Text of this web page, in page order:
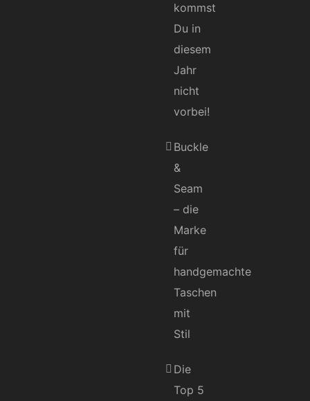
kommst
Du in
diesem
Jahr
nicht
vorbei!
Buckle
&
Seam
– die
Marke
für
handgemachte
Taschen
mit
Stil
Die
Top 5